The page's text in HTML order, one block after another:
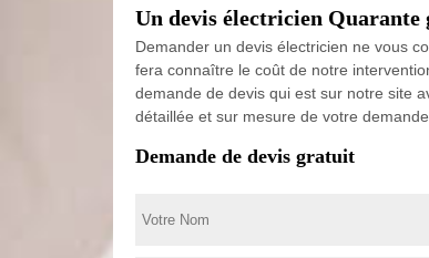
Un devis électricien
Demander un devis électricien ne vous
fera connaître le coût de notre
demande de devis qui est sur notre site
détaillée et sur mesure de votre
Demande de devis gratuit